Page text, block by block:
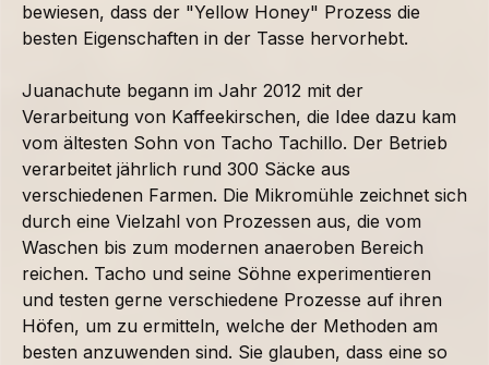
bewiesen, dass der "Yellow Honey" Prozess die
besten Eigenschaften in der Tasse hervorhebt.
Juanachute begann im Jahr 2012 mit der
Verarbeitung von Kaffeekirschen, die Idee dazu kam
vom ältesten Sohn von Tacho Tachillo. Der Betrieb
verarbeitet jährlich rund 300 Säcke aus
verschiedenen Farmen. Die Mikromühle zeichnet sich
durch eine Vielzahl von Prozessen aus, die vom
Waschen bis zum modernen anaeroben Bereich
reichen. Tacho und seine Söhne experimentieren
und testen gerne verschiedene Prozesse auf ihren
Höfen, um zu ermitteln, welche der Methoden am
besten anzuwenden sind. Sie glauben, dass eine so